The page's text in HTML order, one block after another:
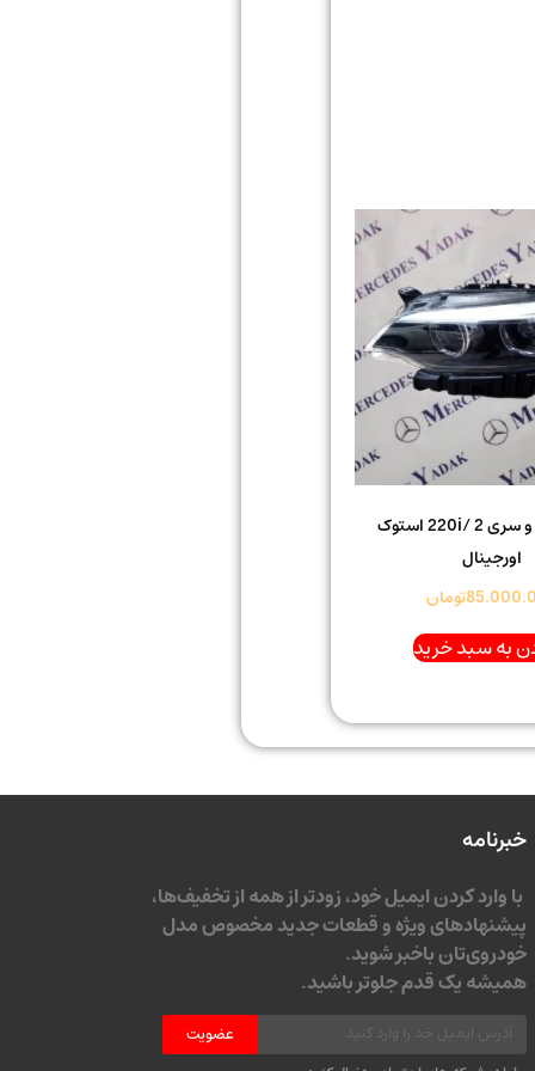
چراغ بی ام و سری 2 /220i استوک
اورجینال
تومان
به سبد خرید
خبرنامه
با وارد کردن ایمیل خود، زودتر از همه از تخفیف‌ها،
پیشنهادهای ویژه و قطعات جدید مخصوص مدل
خودروی‌تان باخبر شوید.
همیشه یک قدم جلوتر باشید.
عضویت